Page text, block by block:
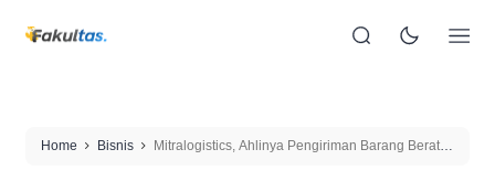
Home Bisnis
Mitralogistics, Ahlinya Pengiriman Barang Berat